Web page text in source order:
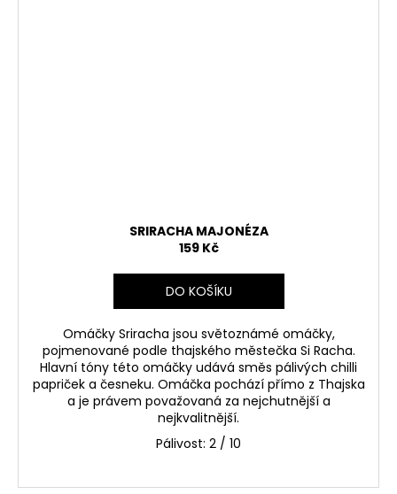
SRIRACHA MAJONÉZA
159 Kč
DO KOŠÍKU
Omáčky Sriracha jsou světoznámé omáčky,
pojmenované podle thajského městečka Si Racha.
Hlavní tóny této omáčky udává směs pálivých chilli
papriček a česneku. Omáčka pochází přímo z Thajska
a je právem považovaná za nejchutnější a
nejkvalitnější.
Pálivost: 2 / 10